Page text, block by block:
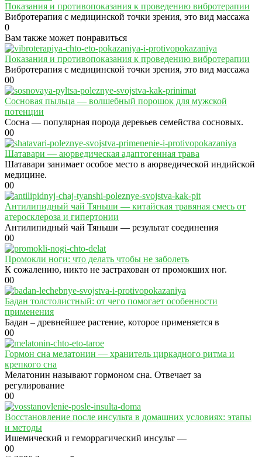
Показания и противопоказания к проведению вибротерапии
Вибротерапия с медицинской точки зрения, это вид массажа
0
Вам также может понравиться
Показания и противопоказания к проведению вибротерапии
Вибротерапия с медицинской точки зрения, это вид массажа
00
Сосновая пыльца — волшебный порошок для мужской
потенции
Сосна — популярная порода деревьев семейства сосновых.
00
Шатавари — аюрведическая адаптогенная трава
Шатавари занимает особое место в аюрведической индийской
медицине.
00
Антилипидный чай Тяньши — китайская травяная смесь от
атеросклероза и гипертонии
Антилипидный чай Тяньши — результат соединения
00
Промокли ноги: что делать чтобы не заболеть
К сожалению, никто не застрахован от промокших ног.
00
Бадан толстолистный: от чего помогает особенности
применения
Бадан – древнейшее растение, которое применяется в
00
Гормон сна мелатонин — хранитель циркадного ритма и
крепкого сна
Мелатонин называют гормоном сна. Отвечает за
регулирование
00
Восстановление после инсульта в домашних условиях: этапы
и методы
Ишемический и геморрагический инсульт —
00